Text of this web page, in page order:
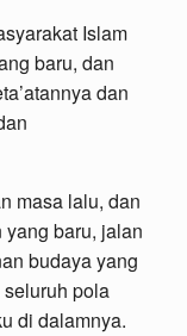
Islam
baru, dan
dan
masa lalu, dan
baru, jalan
budaya yang
pola
di dalamnya.